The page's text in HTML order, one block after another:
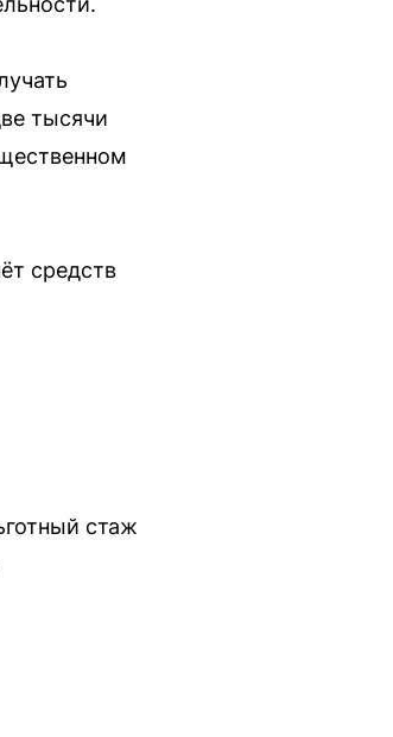
тысячи
средств
стаж